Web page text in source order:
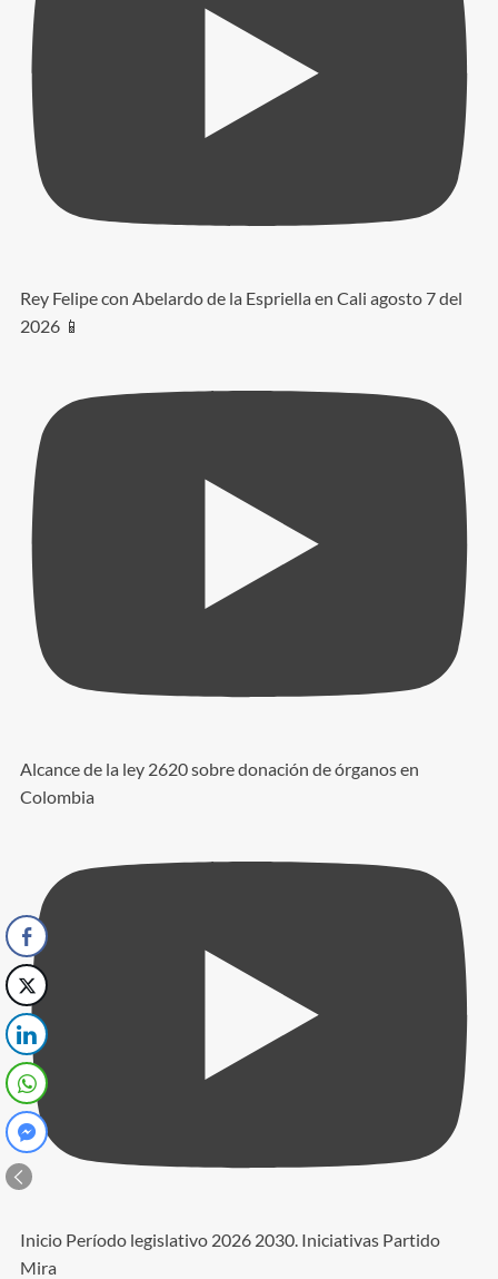
Rey Felipe con Abelardo de la Espriella en Cali agosto 7 del
2026 📱
Alcance de la ley 2620 sobre donación de órganos en
Colombia
Inicio Período legislativo 2026 2030. Iniciativas Partido
Mira